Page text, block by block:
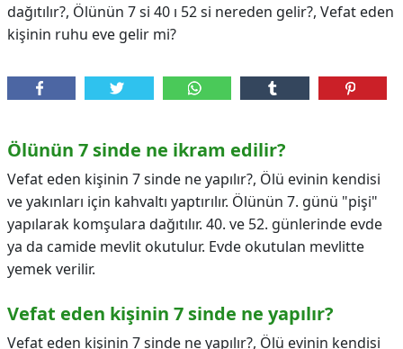
dağıtılır?, Ölünün 7 si 40 ı 52 si nereden gelir?, Vefat eden
kişinin ruhu eve gelir mi?
Ölünün 7 sinde ne ikram edilir?
Vefat eden kişinin 7 sinde ne yapılır?, Ölü evinin kendisi
ve yakınları için kahvaltı yaptırılır. Ölünün 7. günü "pişi"
yapılarak komşulara dağıtılır. 40. ve 52. günlerinde evde
ya da camide mevlit okutulur. Evde okutulan mevlitte
yemek verilir.
Vefat eden kişinin 7 sinde ne yapılır?
Vefat eden kişinin 7 sinde ne yapılır?, Ölü evinin kendisi